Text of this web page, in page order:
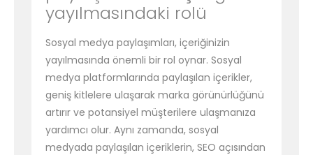
yayılmasındaki rolü
Sosyal medya paylaşımları, içeriğinizin
yayılmasında önemli bir rol oynar. Sosyal
medya platformlarında paylaşılan içerikler,
geniş kitlelere ulaşarak marka görünürlüğünü
artırır ve potansiyel müşterilere ulaşmanıza
yardımcı olur. Aynı zamanda, sosyal
medyada paylaşılan içeriklerin, SEO açısından